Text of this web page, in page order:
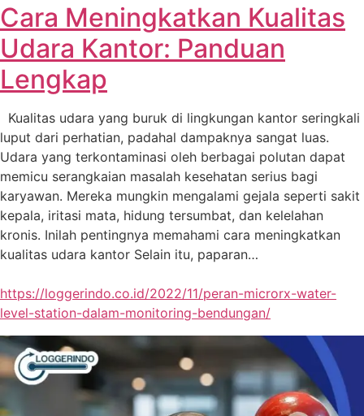
Cara Meningkatkan Kualitas
Udara Kantor: Panduan
Lengkap
Kualitas udara yang buruk di lingkungan kantor seringkali
luput dari perhatian, padahal dampaknya sangat luas.
Udara yang terkontaminasi oleh berbagai polutan dapat
memicu serangkaian masalah kesehatan serius bagi
karyawan. Mereka mungkin mengalami gejala seperti sakit
kepala, iritasi mata, hidung tersumbat, dan kelelahan
kronis. Inilah pentingnya memahami cara meningkatkan
kualitas udara kantor Selain itu, paparan…
https://loggerindo.co.id/2022/11/peran-microrx-water-
level-station-dalam-monitoring-bendungan/